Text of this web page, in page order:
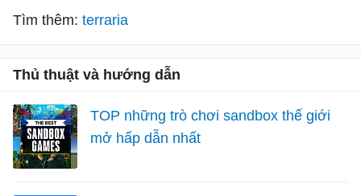
Tìm thêm: terraria
Thủ thuật và hướng dẫn
TOP những trò chơi sandbox thế giới
mở hấp dẫn nhất